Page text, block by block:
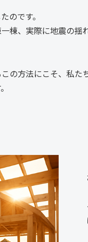
のです。
棟、実際に地震の揺
の方法にこそ、私た